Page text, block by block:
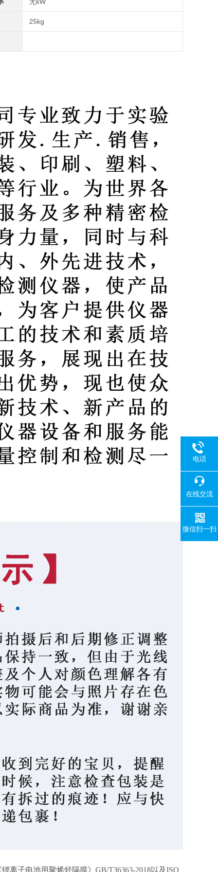
25kg
离子电池用聚烯烃隔膜》GB/T36363-2018以及ISO
电话
在线交流
微信扫一扫